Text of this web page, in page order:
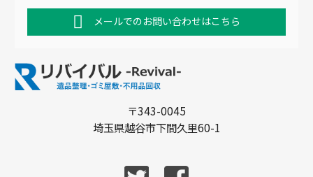
〒343-0045
埼玉県越谷市下間久里60-1
メールでのお問い合わせはこちら